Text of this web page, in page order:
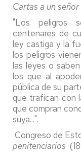
Cartas a un señor
"Los peligros
centenares de
ley castiga y la
los peligros
las leyes o
los que al
pública de su
que trafican con
que compran
suya...".
Congreso de
penitenciarios